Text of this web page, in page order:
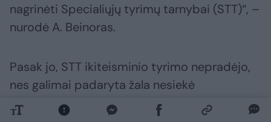
nagrinėti Specialiųjų tyrimų tarnybai (STT)“, –
nurodė A. Beinoras.
Pasak jo, STT ikiteisminio tyrimo nepradėjo,
nes galimai padaryta žala nesiekė
baudžiamajai atsakomybei taikomos ribos.